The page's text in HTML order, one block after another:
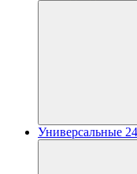
Универсальные